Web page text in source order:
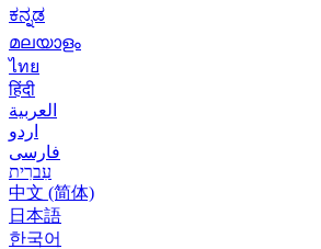
ಕನ್ನಡ
മലയാളം
ไทย
हिंदी
العربية
اردو
فارسی
עִברִית
中文 (简体)
日本語
한국어